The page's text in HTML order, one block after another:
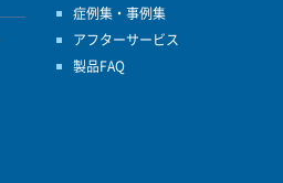
症例集・事例集
アフターサービス
製品FAQ